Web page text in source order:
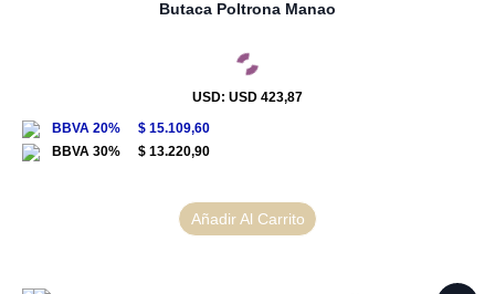
Butaca Poltrona Manao
USD: USD 423,87
$ 15.109,60
$ 13.220,90
Añadir Al Carrito